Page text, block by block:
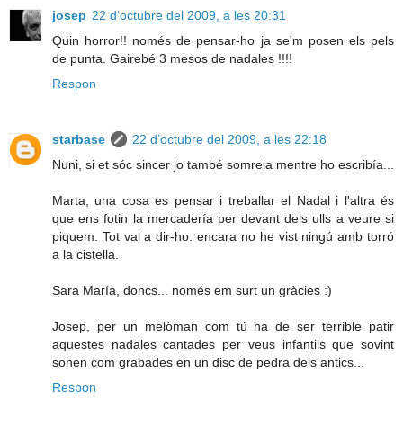
josep 22 d’octubre del 2009, a les 20:31
Quin horror!! només de pensar-ho ja se'm posen els pels
de punta. Gairebé 3 mesos de nadales !!!!
Respon
starbase
22 d’octubre del 2009, a les 22:18
Nuni, si et sóc sincer jo també somreia mentre ho escribía...
Marta, una cosa es pensar i treballar el Nadal i l'altra és
que ens fotin la mercadería per devant dels ulls a veure si
piquem. Tot val a dir-ho: encara no he vist ningú amb torró
a la cistella.
Sara María, doncs... només em surt un gràcies :)
Josep, per un melòman com tú ha de ser terrible patir
aquestes nadales cantades per veus infantils que sovint
sonen com grabades en un disc de pedra dels antics...
Respon